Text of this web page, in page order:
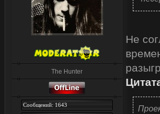
The Hunter
Сообщений: 1643
Не